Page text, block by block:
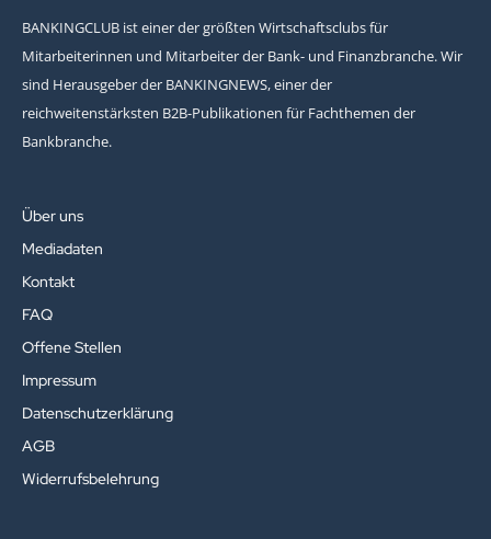
BANKINGCLUB ist einer der größten Wirtschaftsclubs für
Mitarbeiterinnen und Mitarbeiter der Bank- und Finanzbranche. Wir
sind Herausgeber der BANKINGNEWS, einer der
reichweitenstärksten B2B-Publikationen für Fachthemen der
Bankbranche.
Über uns
Mediadaten
Kontakt
FAQ
Offene Stellen
Impressum
Datenschutzerklärung
AGB
Widerrufsbelehrung